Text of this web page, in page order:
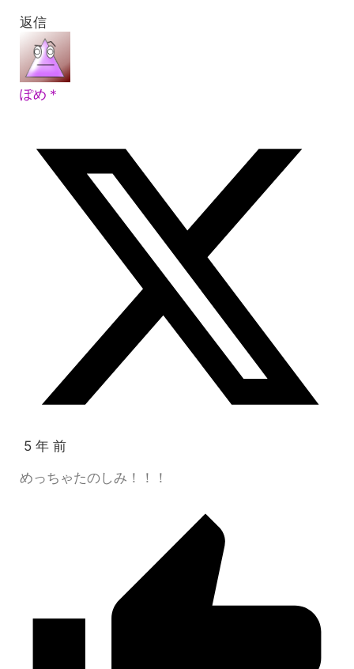
返信
ぽめ＊
5 年 前
めっちゃたのしみ！！！